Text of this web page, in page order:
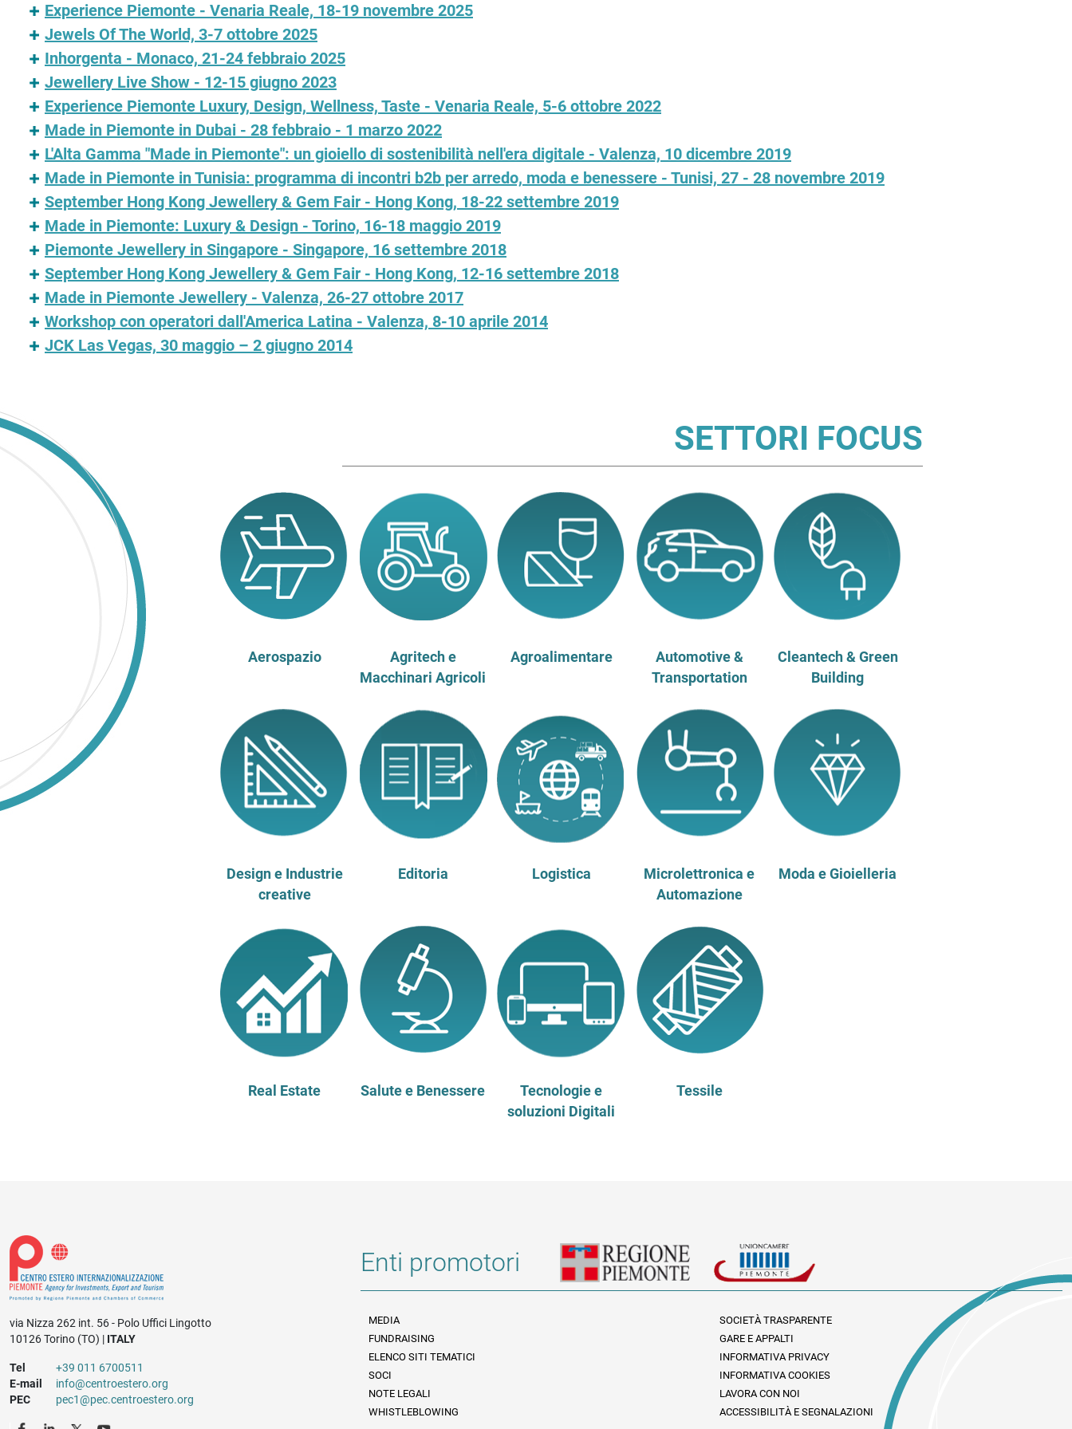
Experience Piemonte - Venaria Reale, 18-19 novembre 2025
Jewels Of The World, 3-7 ottobre 2025
Inhorgenta - Monaco, 21-24 febbraio 2025
Jewellery Live Show - 12-15 giugno 2023
Experience Piemonte Luxury, Design, Wellness, Taste - Venaria Reale, 5-6 ottobre 2022
Made in Piemonte in Dubai - 28 febbraio - 1 marzo 2022
L'Alta Gamma "Made in Piemonte": un gioiello di sostenibilità nell'era digitale - Valenza, 10 dicembre 2019
Made in Piemonte in Tunisia: programma di incontri b2b per arredo, moda e benessere - Tunisi, 27 - 28 novembre 2019
September Hong Kong Jewellery & Gem Fair - Hong Kong, 18-22 settembre 2019
Made in Piemonte: Luxury & Design - Torino, 16-18 maggio 2019
Piemonte Jewellery in Singapore - Singapore, 16 settembre 2018
September Hong Kong Jewellery & Gem Fair - Hong Kong, 12-16 settembre 2018
Made in Piemonte Jewellery - Valenza, 26-27 ottobre 2017
Workshop con operatori dall'America Latina - Valenza, 8-10 aprile 2014
JCK Las Vegas, 30 maggio – 2 giugno 2014
SETTORI FOCUS
Aerospazio
Agritech e
Macchinari Agricoli
Agroalimentare
Automotive &
Transportation
Cleantech & Green
Building
Design e Industrie
creative
Editoria Logistica
Microlettronica e
Automazione
Moda e Gioielleria
Real Estate Salute e Benessere
Tecnologie e
soluzioni Digitali
Tessile
via Nizza 262 int. 56 - Polo Uffici Lingotto
10126 Torino (TO) | ITALY
Tel
+39 011 6700511
E-mail
info@centroestero.org
PEC
pec1@pec.centroestero.org
Enti promotori
Informazioni legali e trasparenza
MEDIA
SOCIETÀ TRASPARENTE
FUNDRAISING
GARE E APPALTI
ELENCO SITI TEMATICI
INFORMATIVA PRIVACY
SOCI
INFORMATIVA COOKIES
NOTE LEGALI
LAVORA CON NOI
WHISTLEBLOWING
ACCESSIBILITÀ E SEGNALAZIONI